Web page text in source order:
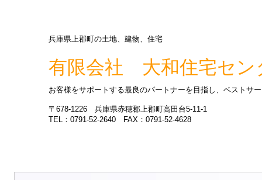
兵庫県上郡町の土地、建物、住宅
有限会社 大和住宅セン
お客様をサポートする最良のパートナーを目指し、ベストサ
〒678-1226 兵庫県赤穂郡上郡町高田台5-11-1
TEL：0791-52-2640 FAX：0791-52-4628